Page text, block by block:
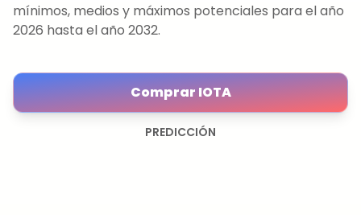
mínimos, medios y máximos potenciales para el año
2026 hasta el año 2032.
PREDICCIÓN
Comprar IOTA